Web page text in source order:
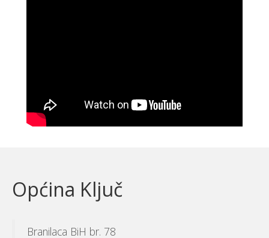
Općina Ključ
Branilaca BiH br. 78